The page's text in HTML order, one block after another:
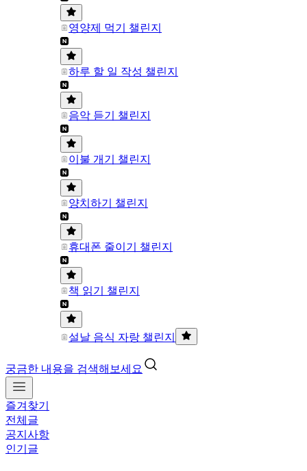
영양제 먹기 챌린지
하루 할 일 작성 챌린지
음악 듣기 챌린지
이불 개기 챌린지
양치하기 챌린지
휴대폰 줄이기 챌린지
책 읽기 챌린지
설날 음식 자랑 챌린지
궁금한 내용을 검색해보세요
즐겨찾기
전체글
공지사항
인기글